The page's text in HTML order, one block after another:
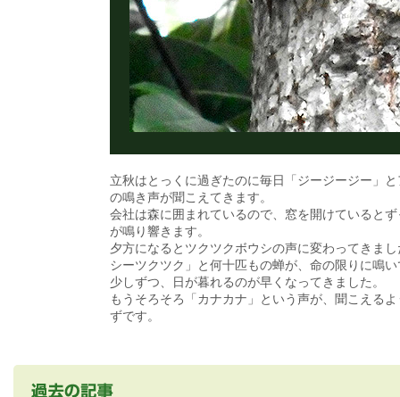
立秋はとっくに過ぎたのに毎日「ジージージー」
の鳴き声が聞こえてきます。
会社は森に囲まれているので、窓を開けていると
が鳴り響きます。
夕方になるとツクツクボウシの声に変わってきま
シーツクツク」と何十匹もの蝉が、命の限りに鳴
少しずつ、日が暮れるのが早くなってきました。
もうそろそろ「カナカナ」という声が、聞こえる
ずです。